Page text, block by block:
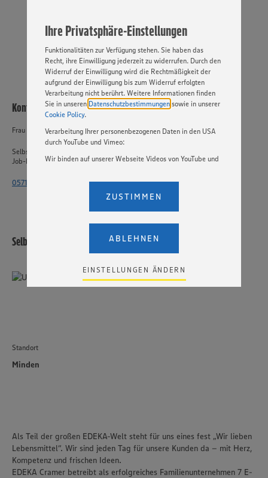
Ihre Privatsphäre-Einstellungen
„EINSTELLUNGEN ÄNDERN”. Bitte beachten Sie, dass auf
Basis Ihrer Einstellungen ggf. nicht mehr alle
Funktionalitäten zur Verfügung stehen. Sie haben das
Recht, ihre Einwilligung jederzeit zu widerrufen. Durch den
Widerruf der Einwilligung wird die Rechtmäßigkeit der
aufgrund der Einwilligung bis zum Widerruf erfolgten
Verarbeitung nicht berührt. Weitere Informationen finden
Sie in unseren Datenschutzbestimmungen sowie in unserer
Cookie Policy.
Verarbeitung Ihrer personenbezogenen Daten in den USA
durch YouTube und Vimeo:
Wir binden auf unserer Webseite Videos von YouTube und
Einstellungen bezüglich YouTube und Vimeo zu ändern,
ein, dass Ihre Daten (IP-Adresse, Zeitstempel, ggf.
Nutzerverhalten auf unserer Webseite) an die Anbieter der
Dienste YouTube und Vimeo in den USA übermittelt und
dort verarbeitet werden. Der EuGH sieht die USA als Land
mit einem nach europäischen Standards nicht
angemessenen Datenschutzniveau an. Es besteht das
Risiko eines Zugriffs durch US-amerikanische Behörden.
genannten Dienste Ihre Daten verarbeiten. Weitere
EINSTELLUNGEN ÄNDERN
ABLEHNEN
ZUSTIMMEN
PER WHATSAPP
Kontakt
Frau Dickmann
Selbstständiger Einzelhandel
Job-ID: 62861
0571 - 802 1863
Selbstständiger Einzelhandel
Standort
Minden
Als Teil der großen EDEKA-Welt steht für uns eines fest „Wir lieben
Lebensmittel“. Wir sind jeden Tag für unsere Kunden da – mit Herz,
Kompetenz und frischen Ideen.
EDEKA Cramer betreibt als erfolgreiches Familienunternehmen 7 E-